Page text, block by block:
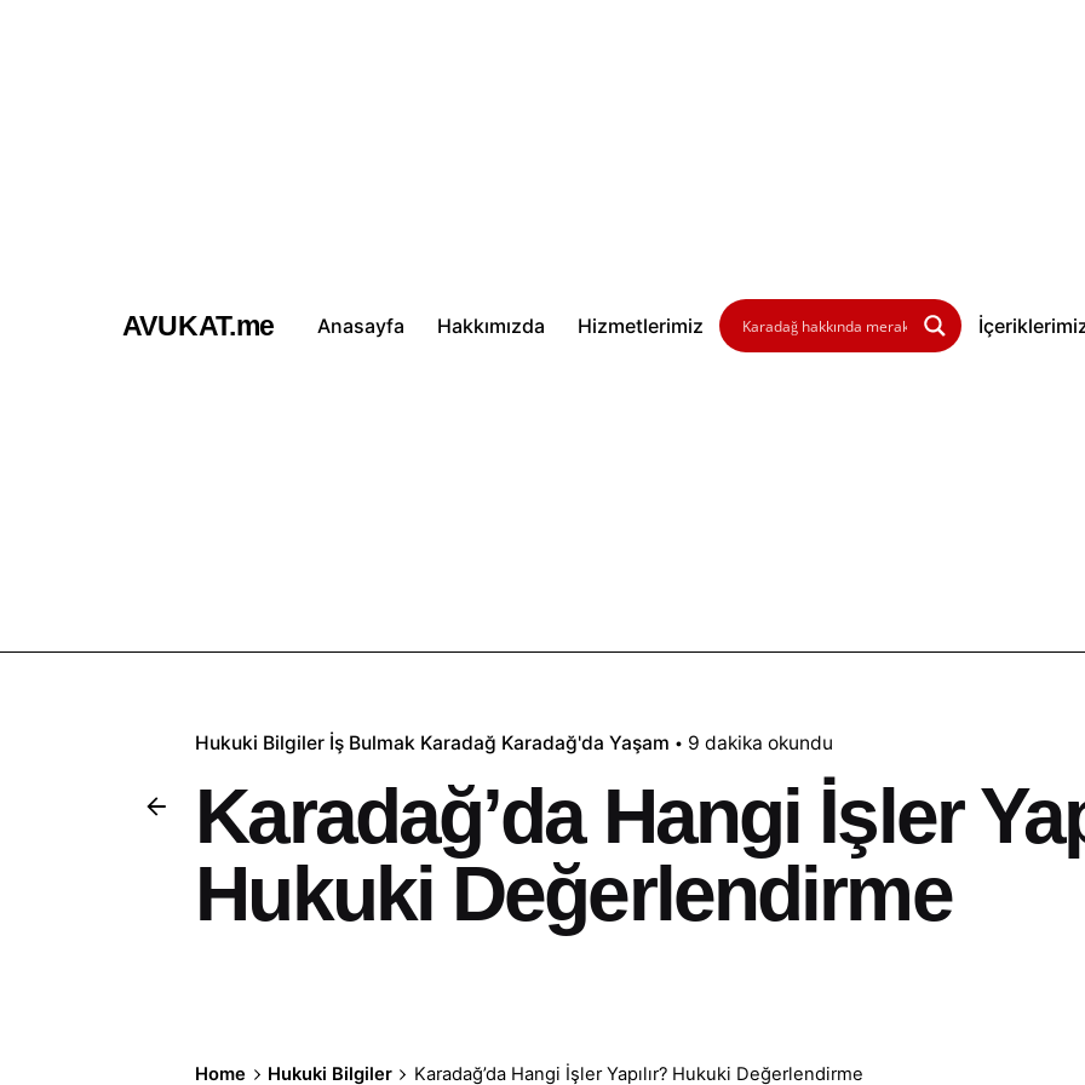
AVUKAT.me Anasayfa Hakkımızda Hizmetlerimiz
Hukuki Bilgiler İş Bulmak Karadağ Karadağ'da Yaşam 9 dakika okundu
Karadağ’da Hangi İşler
Hukuki Değerlendirme
Home Hukuki Bilgiler Karadağ’da Hangi İşler Yapılır? Hukuki Değerlendirme